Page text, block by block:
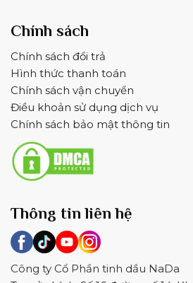
Chính sách
Chính sách đổi trả
Hình thức thanh toán
Chính sách vận chuyển
Điều khoản sử dụng dịch vụ
Chính sách bảo mật thông tin
Thông tin liên hệ
Công ty Cổ Phần tinh dầu NaDa